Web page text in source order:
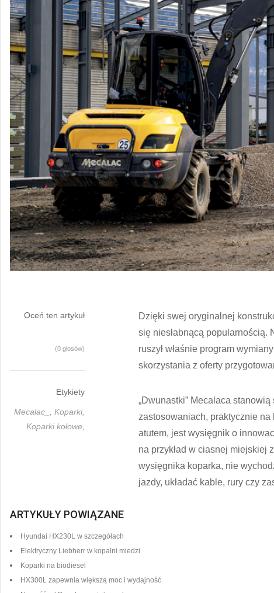
Oceń ten artykuł
(0 głosów)
Etykiety
Mecalac_, Koparki,
Koparki kołowe,
Dzięki swej oryginalnej
się niesłabnącą popularnością.
ruszył właśnie program
skorzystania z oferty
„Dwunastki” Mecalaca
zastosowaniach, praktycznie
atutem, jest wysięgnik o
na przykład w ciasnej miejskiej
wysięgnika koparka, nie
jazdy, układać kable, rury czy
ARTYKUŁY POWIĄZANE
Hyundai HX230L w szczegółach
Elektryczny Liebherr w kopalni miedzi
Koparki na biodiesel
HX300L zapewnia większą moc i wydajność